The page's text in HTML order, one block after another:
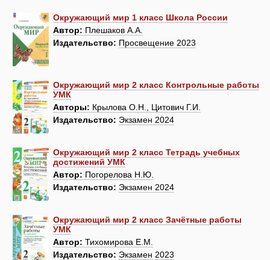
Окружающий мир 1 класс Школа России
Автор: Плешаков А.А.
Издательство: Просвещение 2023
Окружающий мир 2 класс Контрольные работы
УМК
Авторы: Крылова О.Н., Цитович Г.И.
Издательство: Экзамен 2024
Окружающий мир 2 класс Тетрадь учебных
достижений УМК
Автор: Погорелова Н.Ю.
Издательство: Экзамен 2024
Окружающий мир 2 класс Зачётные работы
УМК
Автор: Тихомирова Е.М.
Издательство: Экзамен 2023